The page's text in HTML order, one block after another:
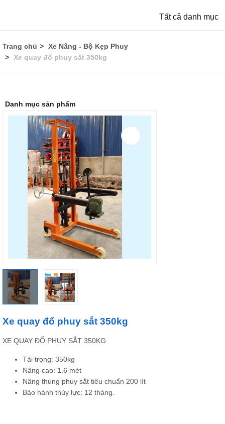
Tất cả danh mục
Trang chủ
Xe Nâng - Bộ Kẹp Phuy
Xe quay đổ phuy sắt 350kg
Danh mục sản phẩm
Xe quay đổ phuy sắt 350kg
XE QUAY ĐỔ PHUY SẮT 350KG
Tải trọng: 350kg
Nâng cao: 1.6 mét
Nâng thùng phuy sắt tiêu chuẩn 200 lít
Bảo hành thủy lực: 12 tháng.